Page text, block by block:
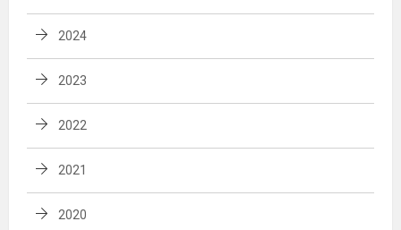
2024
2023
2022
2021
2020